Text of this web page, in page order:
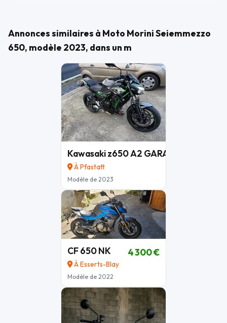
Annonces similaires à Moto Morini Seiemmezzo
650, modèle 2023, dans un m
Kawasaki z650 A2 GARANTIE
À Pfastatt
Modèle de 2023
CF 650 NK
À Esserts-Blay
Modèle de 2022
4 300 €